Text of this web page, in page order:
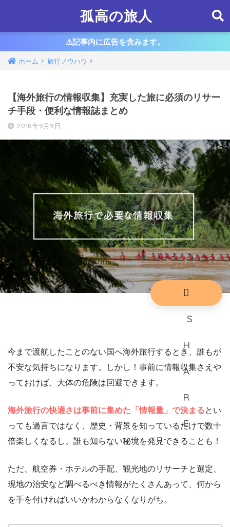
孤高の旅人
⚠︎記事内に広告を含みます。
ホーム 旅行ノウハウ
【海外旅行の情報収集】充実した旅に必須のリサー
チ手段・便利な情報誌まとめ
2018年9月9日
今まで渡航したことのない国へ海外旅行するとき、誰もが
不安な気持ちになります。しかし！事前に情報収集さえや
っておけば、大体の危険は回避できます。
海外旅行の快適さは事前に集めた「情報量」で決まるとい
っても過言ではなく、歴史・背景を知っているだけで数十
倍楽しくなるし、誰も知らない秘境を発見できることも！
ただ、航空券・ホテルの手配、観光地のリサーチと選定、
現地の治安など調べるべき情報がたくさんあって、何から
を手を付ければいいかわからなくなりがち。